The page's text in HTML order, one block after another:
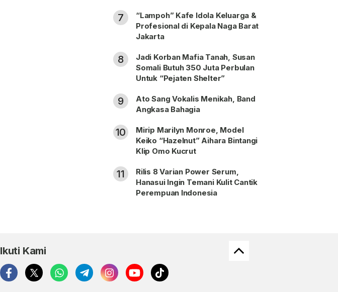
7
“Lampoh” Kafe Idola Keluarga &
Profesional di Kepala Naga Barat
Jakarta
8
Jadi Korban Mafia Tanah, Susan
Somali Butuh 350 Juta Perbulan
Untuk “Pejaten Shelter”
9
Ato Sang Vokalis Menikah, Band
Angkasa Bahagia
10
Mirip Marilyn Monroe, Model
Keiko “Hazelnut” Aihara Bintangi
Klip Omo Kucrut
11
Rilis 8 Varian Power Serum,
Hanasui Ingin Temani Kulit Cantik
Perempuan Indonesia
Ikuti Kami